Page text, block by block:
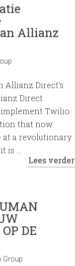
Allianz
Allianz Direct's
Direct
Twilio
that now
a revolutionary
is …
Lees verder
DE
Group